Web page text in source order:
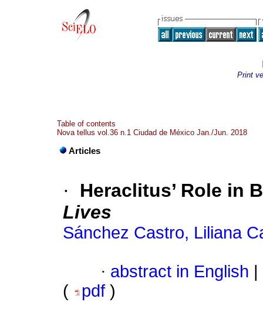
Print
Table of contents
Nova tellus vol.36 n.1 Ciudad de México Jan./Jun. 2018
Articles
·
Heraclitus’ Role in
Lives
Sánchez Castro, Liliana
· abstract in English
(
pdf )